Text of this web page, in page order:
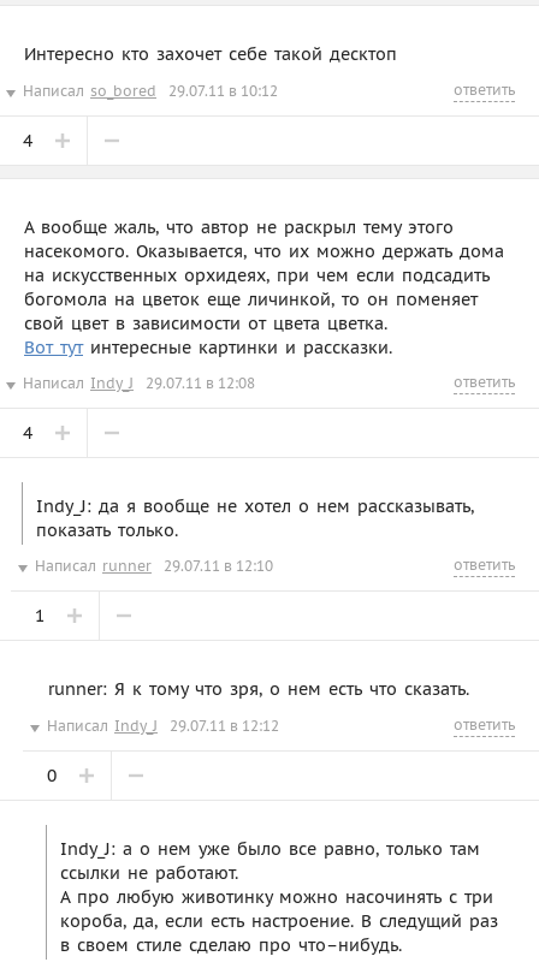
Интересно кто захочет себе такой десктоп
Написал so_bored 29.07.11 в 10:12 ответить
4
А вообще жаль, что автор не раскрыл тему этого
насекомого. Оказывается, что их можно держать дома
на искусственных орхидеях, при чем если подсадить
богомола на цветок еще личинкой, то он поменяет
свой цвет в зависимости от цвета цветка.
Вот тутинтересные картинки и рассказки.
Написал Indy_J 29.07.11 в 12:08 ответить
4
Indy_J: да я вообще не хотел о нем рассказывать,
показать только.
Написал runner 29.07.11 в 12:10 ответить
1
runner: Я к тому что зря, о нем есть что сказать.
Написал Indy_J 29.07.11 в 12:12 ответить
0
Indy_J: а о нем уже было все равно, только там
ссылки не работают.
А про любую животинку можно насочинять с три
короба, да, если есть настроение. В следущий раз
в своем стиле сделаю про что–нибудь.